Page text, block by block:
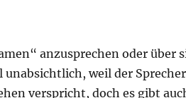
anzusprechen oder über
unabsichtlich, weil der Sprecher
verspricht, doch es gibt